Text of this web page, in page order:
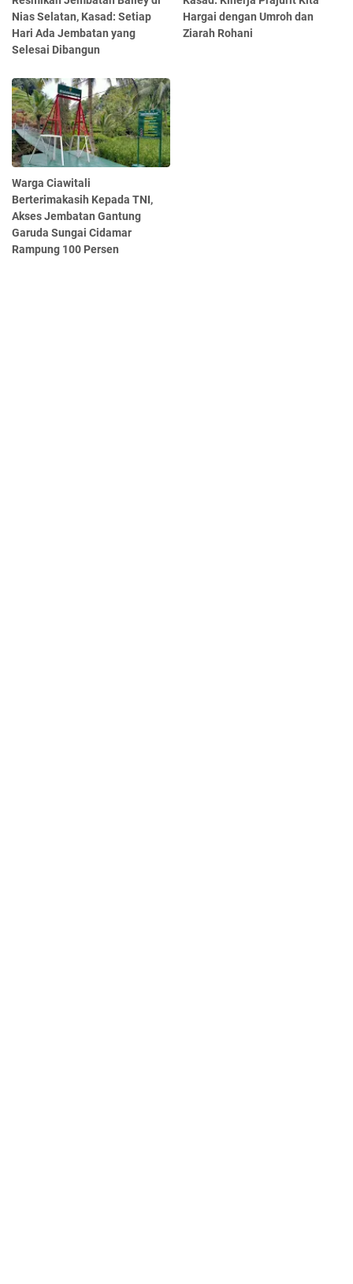
Nias Selatan, Kasad: Setiap
Hari Ada Jembatan yang
Selesai Dibangun
Hargai dengan Umroh dan
Ziarah Rohani
Warga Ciawitali
Berterimakasih Kepada TNI,
Akses Jembatan Gantung
Garuda Sungai Cidamar
Rampung 100 Persen